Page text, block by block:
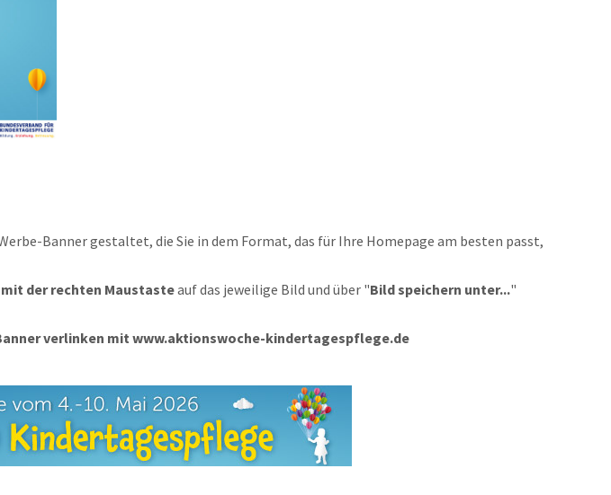
Banner gestaltet, die Sie in dem Format, das für Ihre Homepage am besten passt,
mit der rechten Maustasteauf das jeweilige Bild und über "Bild speichern unter..."
verlinken mit www.aktionswoche-kindertagespflege.de